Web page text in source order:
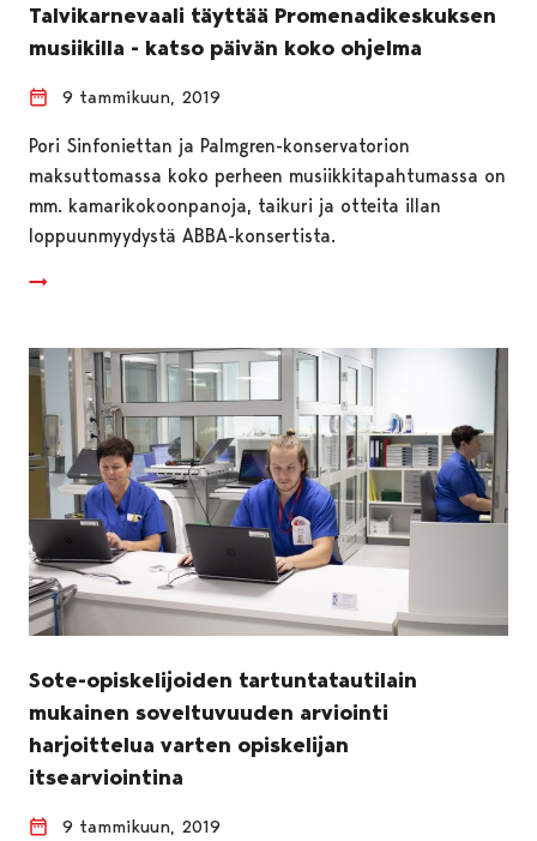
Talvikarnevaali täyttää Promenadikeskuksen
musiikilla - katso päivän koko ohjelma
9 tammikuun, 2019
Pori Sinfoniettan ja Palmgren-konservatorion
maksuttomassa koko perheen musiikkitapahtumassa on
mm. kamarikokoonpanoja, taikuri ja otteita illan
loppuunmyydystä ABBA-konsertista.
Sote-opiskelijoiden tartuntatautilain
mukainen soveltuvuuden arviointi
harjoittelua varten opiskelijan
itsearviointina
9 tammikuun, 2019